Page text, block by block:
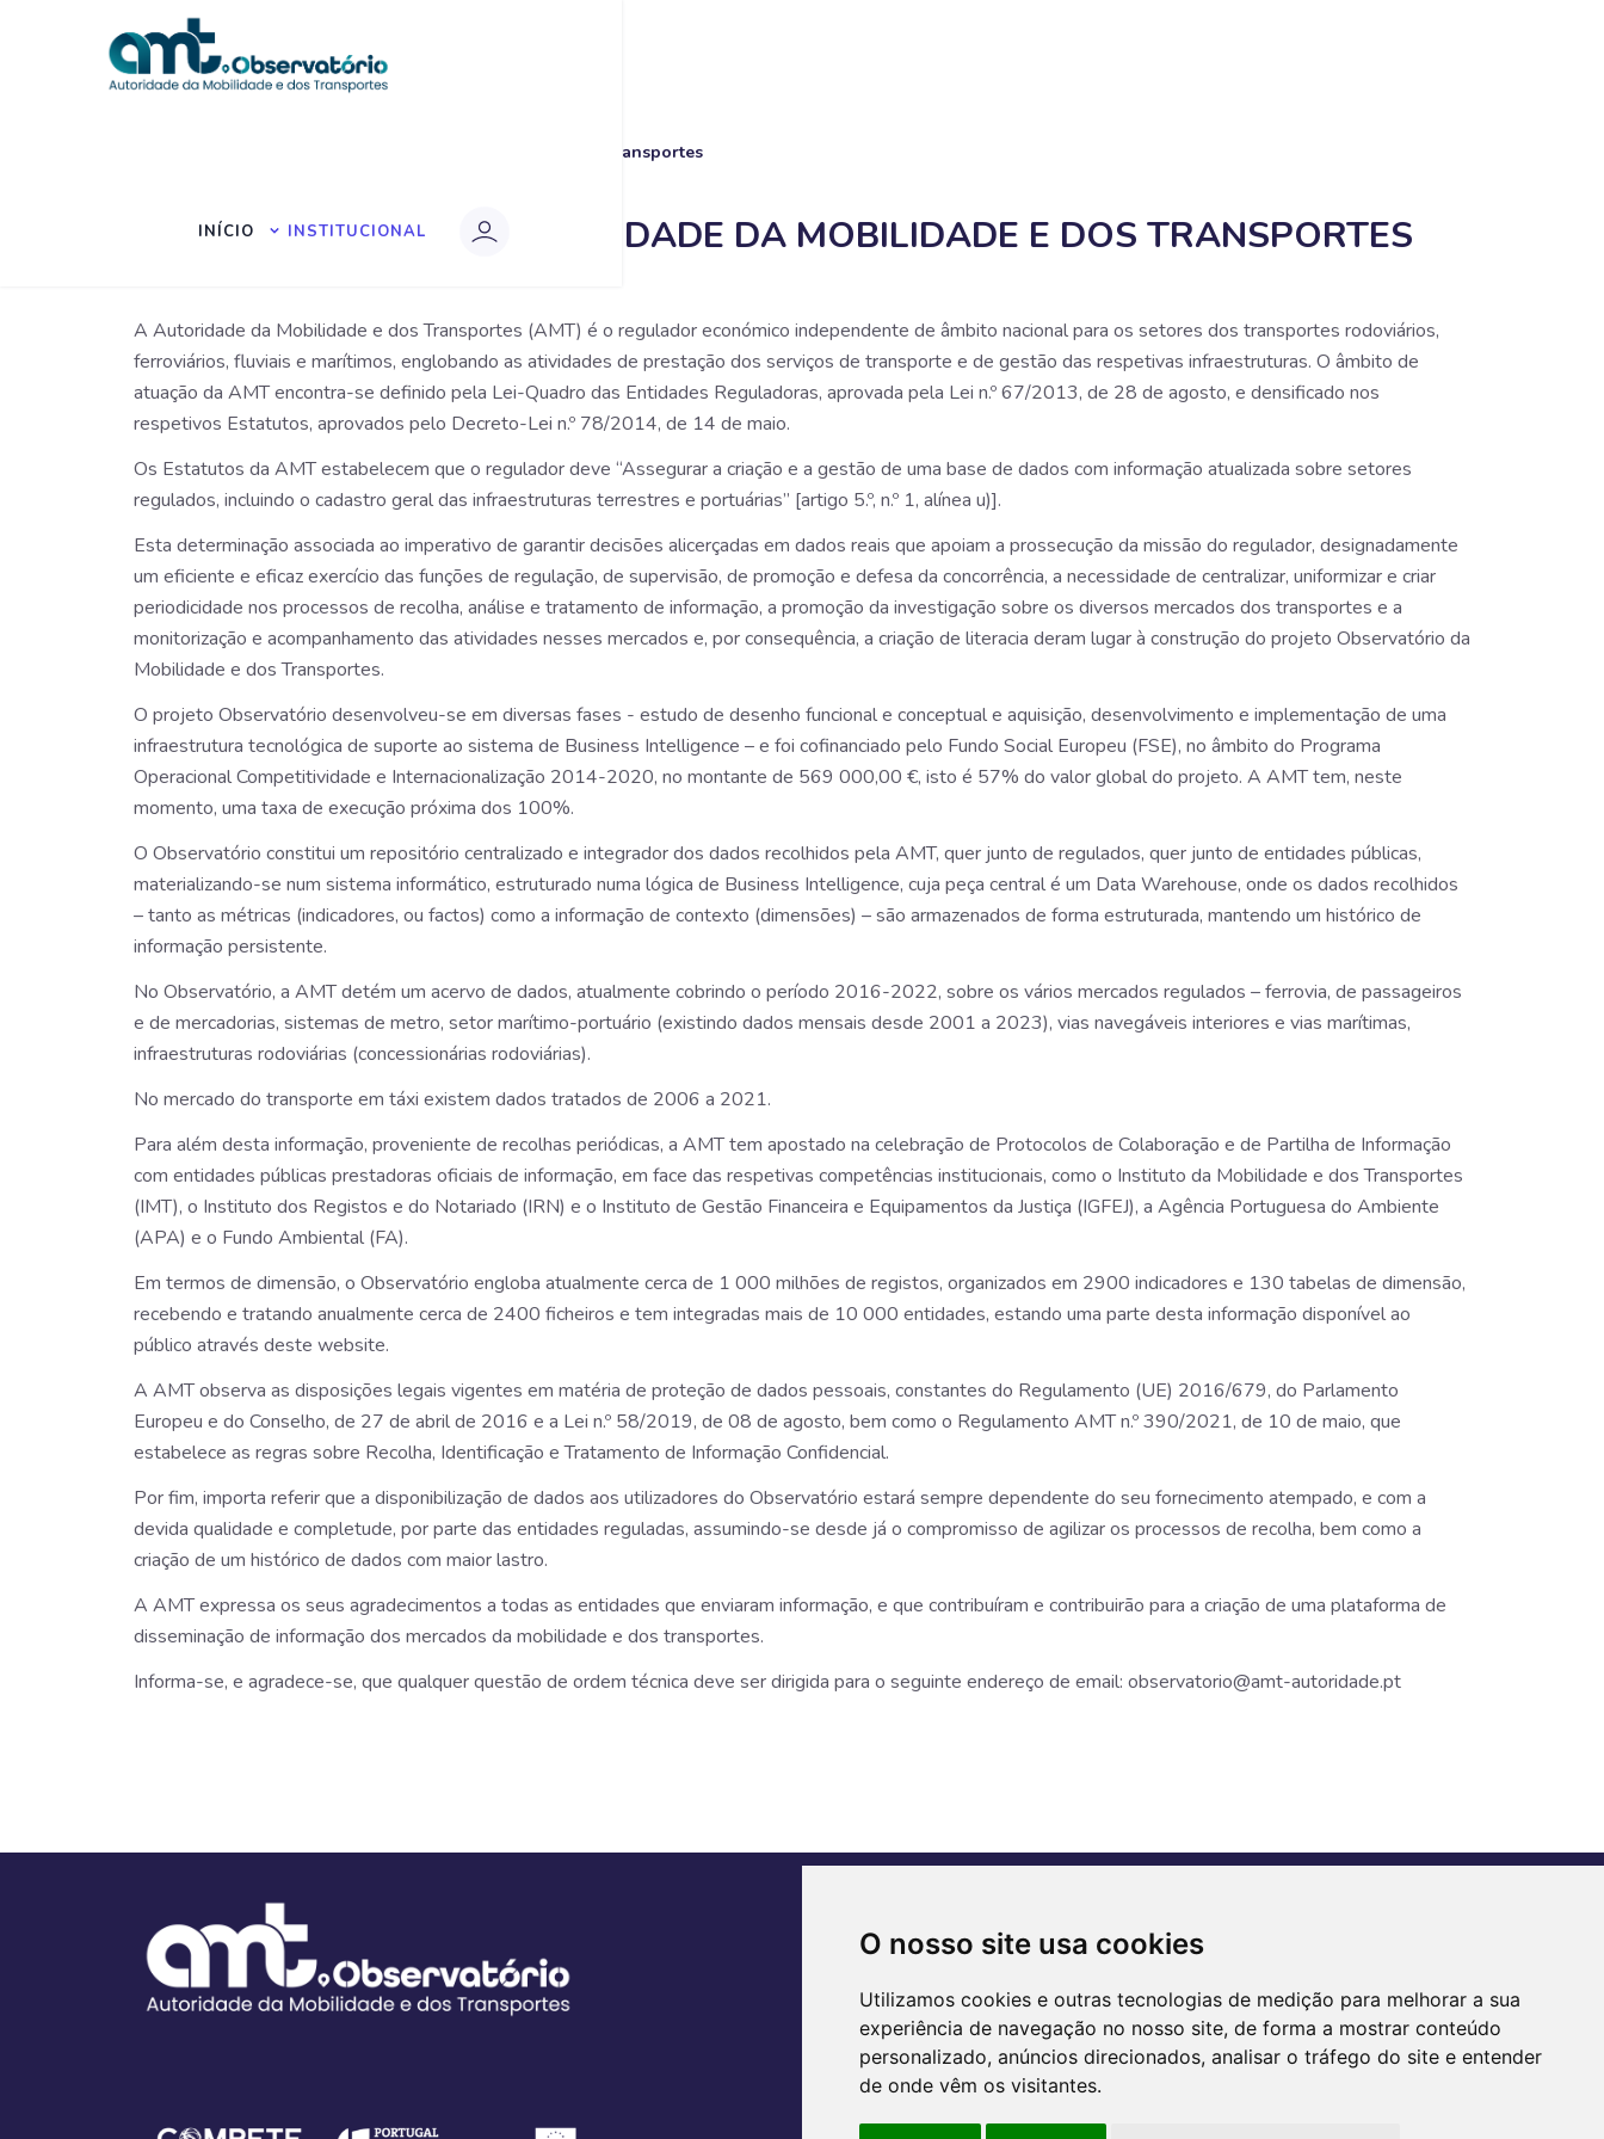
O nosso site usa cookies
Utilizamos cookies e outras tecnologias de medição para melhorar a sua
experiência de navegação no nosso site, de forma a mostrar conteúdo
personalizado, anúncios direcionados, analisar o tráfego do site e entender
de onde vêm os visitantes.
INÍCIO INSTITUCIONAL
Observatório da Autoridade da Mobilidade e dos Transportes
OBSERVATÓRIO DA AUTORIDADE DA MOBILIDADE E DOS TRANSPORTES
A Autoridade da Mobilidade e dos Transportes (AMT) é o regulador económico independente de âmbito nacional para os setores dos transportes rodoviários,
ferroviários, fluviais e marítimos, englobando as atividades de prestação dos serviços de transporte e de gestão das respetivas infraestruturas. O âmbito de
atuação da AMT encontra-se definido pela Lei-Quadro das Entidades Reguladoras, aprovada pela Lei n.º 67/2013, de 28 de agosto, e densificado nos
respetivos Estatutos, aprovados pelo Decreto-Lei n.º 78/2014, de 14 de maio.
Os Estatutos da AMT estabelecem que o regulador deve “Assegurar a criação e a gestão de uma base de dados com informação atualizada sobre setores
regulados, incluindo o cadastro geral das infraestruturas terrestres e portuárias” [artigo 5.º, n.º 1, alínea u)].
Esta determinação associada ao imperativo de garantir decisões alicerçadas em dados reais que apoiam a prossecução da missão do regulador, designadamente
um eficiente e eficaz exercício das funções de regulação, de supervisão, de promoção e defesa da concorrência, a necessidade de centralizar, uniformizar e criar
periodicidade nos processos de recolha, análise e tratamento de informação, a promoção da investigação sobre os diversos mercados dos transportes e a
monitorização e acompanhamento das atividades nesses mercados e, por consequência, a criação de literacia deram lugar à construção do projeto Observatório da
Mobilidade e dos Transportes.
O projeto Observatório desenvolveu-se em diversas fases - estudo de desenho funcional e conceptual e aquisição, desenvolvimento e implementação de uma
infraestrutura tecnológica de suporte ao sistema de Business Intelligence – e foi cofinanciado pelo Fundo Social Europeu (FSE), no âmbito do Programa
Operacional Competitividade e Internacionalização 2014-2020, no montante de 569 000,00 €, isto é 57% do valor global do projeto. A AMT tem, neste
momento, uma taxa de execução próxima dos 100%.
O Observatório constitui um repositório centralizado e integrador dos dados recolhidos pela AMT, quer junto de regulados, quer junto de entidades públicas,
materializando-se num sistema informático, estruturado numa lógica de Business Intelligence, cuja peça central é um Data Warehouse, onde os dados recolhidos
– tanto as métricas (indicadores, ou factos) como a informação de contexto (dimensões) – são armazenados de forma estruturada, mantendo um histórico de
informação persistente.
No Observatório, a AMT detém um acervo de dados, atualmente cobrindo o período 2016-2022, sobre os vários mercados regulados – ferrovia, de passageiros
e de mercadorias, sistemas de metro, setor marítimo-portuário (existindo dados mensais desde 2001 a 2023), vias navegáveis interiores e vias marítimas,
infraestruturas rodoviárias (concessionárias rodoviárias).
No mercado do transporte em táxi existem dados tratados de 2006 a 2021.
Para além desta informação, proveniente de recolhas periódicas, a AMT tem apostado na celebração de Protocolos de Colaboração e de Partilha de Informação
com entidades públicas prestadoras oficiais de informação, em face das respetivas competências institucionais, como o Instituto da Mobilidade e dos Transportes
(IMT), o Instituto dos Registos e do Notariado (IRN) e o Instituto de Gestão Financeira e Equipamentos da Justiça (IGFEJ), a Agência Portuguesa do Ambiente
(APA) e o Fundo Ambiental (FA).
Em termos de dimensão, o Observatório engloba atualmente cerca de 1 000 milhões de registos, organizados em 2900 indicadores e 130 tabelas de dimensão,
recebendo e tratando anualmente cerca de 2400 ficheiros e tem integradas mais de 10 000 entidades, estando uma parte desta informação disponível ao
público através deste website.
A AMT observa as disposições legais vigentes em matéria de proteção de dados pessoais, constantes do Regulamento (UE) 2016/679, do Parlamento
Europeu e do Conselho, de 27 de abril de 2016 e a Lei n.º 58/2019, de 08 de agosto, bem como o Regulamento AMT n.º 390/2021, de 10 de maio, que
estabelece as regras sobre Recolha, Identificação e Tratamento de Informação Confidencial.
Por fim, importa referir que a disponibilização de dados aos utilizadores do Observatório estará sempre dependente do seu fornecimento atempado, e com a
devida qualidade e completude, por parte das entidades reguladas, assumindo-se desde já o compromisso de agilizar os processos de recolha, bem como a
criação de um histórico de dados com maior lastro.
A AMT expressa os seus agradecimentos a todas as entidades que enviaram informação, e que contribuíram e contribuirão para a criação de uma plataforma de
disseminação de informação dos mercados da mobilidade e dos transportes.
Informa-se, e agradece-se, que qualquer questão de ordem técnica deve ser dirigida para o seguinte endereço de email: observatorio@amt-autoridade.pt
AMT
Observatório
Politica de Privacidade
Preferências de cookies
Morada:
Aguiar, n.º 128, 1050-020 Lisboa
Telefone:351 211 025 800
geral@amt-